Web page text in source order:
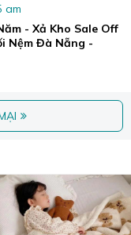
am
- Xả Kho Sale Off
Nệm Đà Nẵng -